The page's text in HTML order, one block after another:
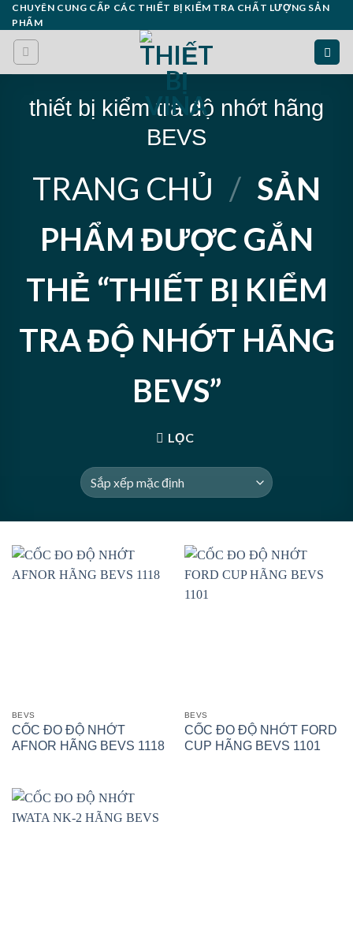
Skip
to
content
CHUYÊN CUNG CẤP CÁC THIẾT BỊ KIỂM TRA CHẤT LƯỢNG SẢN
PHẨM
thiết bị kiểm tra độ nhớt hãng
BEVS
TRANG CHỦ / SẢN
PHẨM ĐƯỢC GẮN
THẺ “THIẾT BỊ KIỂM
TRA ĐỘ NHỚT HÃNG
BEVS”
LỌC
BEVS
CỐC ĐO ĐỘ NHỚT
AFNOR HÃNG BEVS 1118
BEVS
CỐC ĐO ĐỘ NHỚT FORD
CUP HÃNG BEVS 1101